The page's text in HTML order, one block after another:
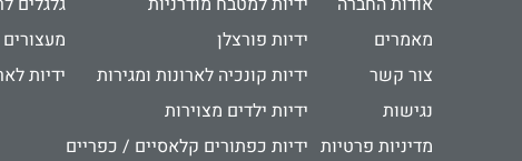
מאמרים
צור קשר
נגישות
מדיניות פרטיות
ידיות פורצלן
ידיות קונכיה לארונות ומגירות
ידיות ילדים מצוירות
ידיות כפתורים קלאסיים / כפריים
ידיות